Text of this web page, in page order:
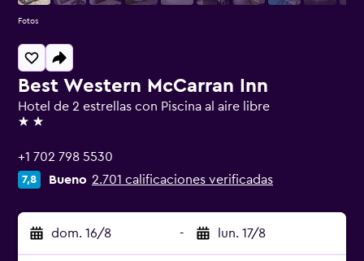
Best Western McCarran Inn
Hotel de 2 estrellas con Piscina al aire libre
2 estrellas
+1 702 798 5530
7,8 Bueno 2.701 calificaciones verificadas
dom. 16/8 - lun. 17/8
Fotos